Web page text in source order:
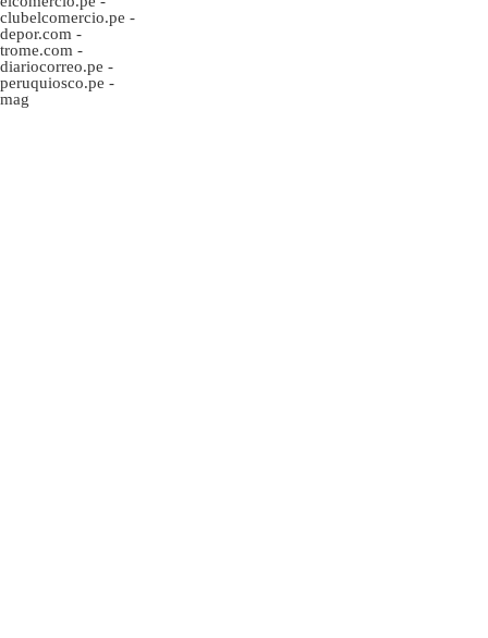
clubelcomercio.pe -
depor.com -
trome.com -
diariocorreo.pe -
peruquiosco.pe -
mag